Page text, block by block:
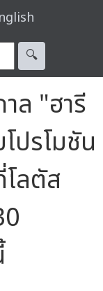
🔍︎
ล "ฮารี
ปรโมชัน
ลตัส